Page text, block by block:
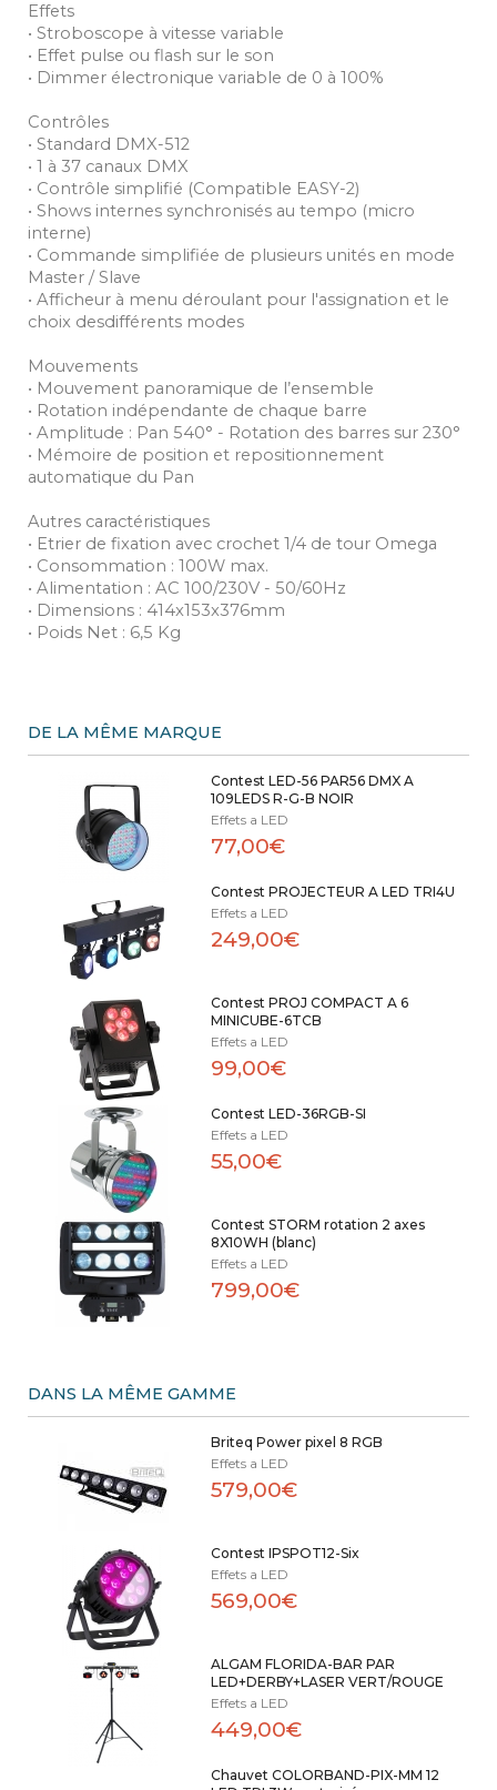
Effets
• Stroboscope à vitesse variable
• Effet pulse ou flash sur le son
• Dimmer électronique variable de 0 à 100%
Contrôles
• Standard DMX-512
• 1 à 37 canaux DMX
• Contrôle simplifié (Compatible EASY-2)
• Shows internes synchronisés au tempo (micro
interne)
• Commande simplifiée de plusieurs unités en mode
Master / Slave
• Afficheur à menu déroulant pour l'assignation et le
choix desdifférents modes
Mouvements
• Mouvement panoramique de l’ensemble
• Rotation indépendante de chaque barre
• Amplitude : Pan 540° - Rotation des barres sur 230°
• Mémoire de position et repositionnement
automatique du Pan
Autres caractéristiques
• Etrier de fixation avec crochet 1/4 de tour Omega
• Consommation : 100W max.
• Alimentation : AC 100/230V - 50/60Hz
• Dimensions : 414x153x376mm
• Poids Net : 6,5 Kg
DE LA MÊME MARQUE
Contest LED-56 PAR56 DMX A
109LEDS R-G-B NOIR
Effets a LED
77,00€
Contest PROJECTEUR A LED TRI4U
Effets a LED
249,00€
Contest PROJ COMPACT A 6
MINICUBE-6TCB
Effets a LED
99,00€
Contest LED-36RGB-SI
Effets a LED
55,00€
Contest STORM rotation 2 axes
8X10WH (blanc)
Effets a LED
799,00€
DANS LA MÊME GAMME
Briteq Power pixel 8 RGB
Effets a LED
579,00€
Contest IPSPOT12-Six
Effets a LED
569,00€
ALGAM FLORIDA-BAR PAR
LED+DERBY+LASER VERT/ROUGE
Effets a LED
449,00€
Chauvet COLORBAND-PIX-MM 12